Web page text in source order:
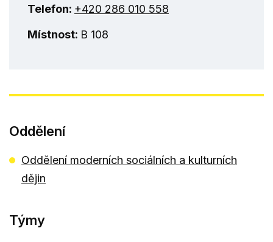
Telefon: +420 286 010 558
Místnost: B 108
Oddělení
Oddělení moderních sociálních a kulturních
dějin
Týmy